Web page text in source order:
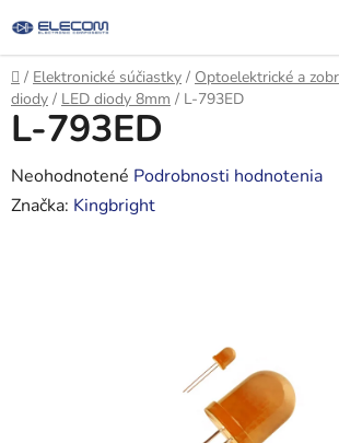
na
obsah
Domov
/ Elektronické súčiastky / Optoelektrické a
diody / LED diody 8mm / L-793ED
L-793ED
Priemerné
hodnotenie
Neohodnotené Podrobnosti hodnotenia
Značka: Kingbright